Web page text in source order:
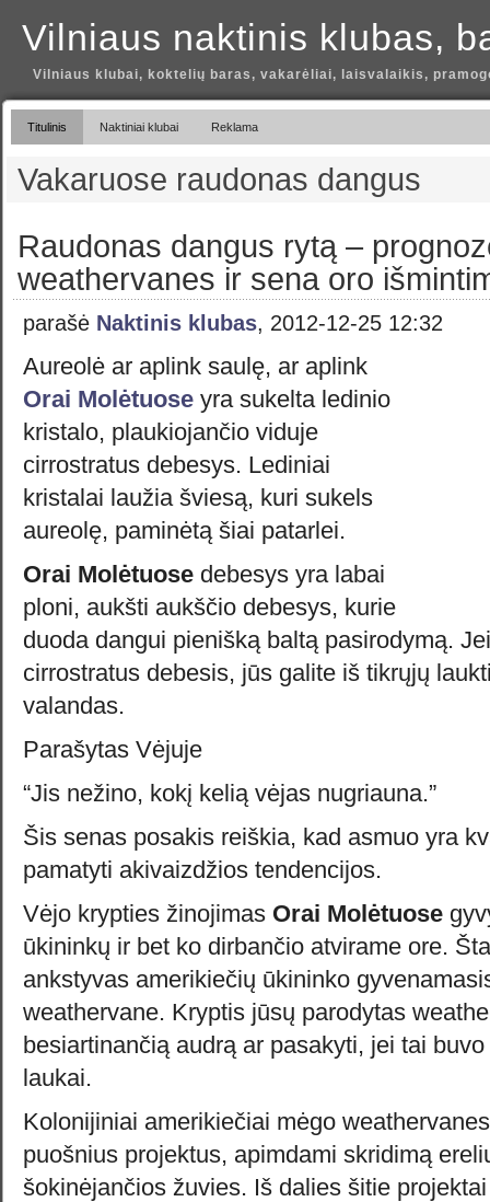
Vilniaus naktinis klubas,
Vilniaus klubai, koktelių baras, vakarėliai, laisvalaikis,
Titulinis Naktiniai klubai Reklama
Vakaruose raudonas dangus
Raudonas dangus rytą –
weathervanes ir sena oro
parašė Naktinis klubas, 2012-12-25 12:32
Aureolė ar aplink saulę, ar aplink
Orai Molėtuose yra sukelta ledinio
kristalo, plaukiojančio viduje
cirrostratus debesys. Lediniai
kristalai laužia šviesą, kuri sukels
aureolę, paminėtą šiai patarlei.
Orai Molėtuose debesys yra labai
ploni, aukšti aukščio debesys, kurie
duoda dangui pienišką baltą pasirodymą.
cirrostratus debesis, jūs galite iš tikrųjų
valandas.
Parašytas Vėjuje
“Jis nežino, kokį kelią vėjas nugriauna.”
Šis senas posakis reiškia, kad asmuo yra
pamatyti akivaizdžios tendencijos.
Vėjo krypties žinojimas Orai Molėtuose
ūkininkų ir bet ko dirbančio atvirame ore.
ankstyvas amerikiečių ūkininko
weathervane. Kryptis jūsų parodytas
besiartinančią audrą ar pasakyti, jei tai
laukai.
Kolonijiniai amerikiečiai mėgo
puošnius projektus, apimdami skridimą
šokinėjančios žuvies. Iš dalies šitie